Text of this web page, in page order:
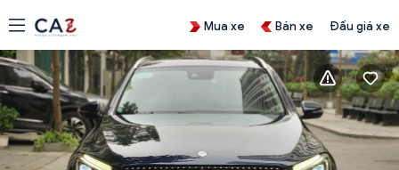
Mua xe Bán xe Đấu giá xe